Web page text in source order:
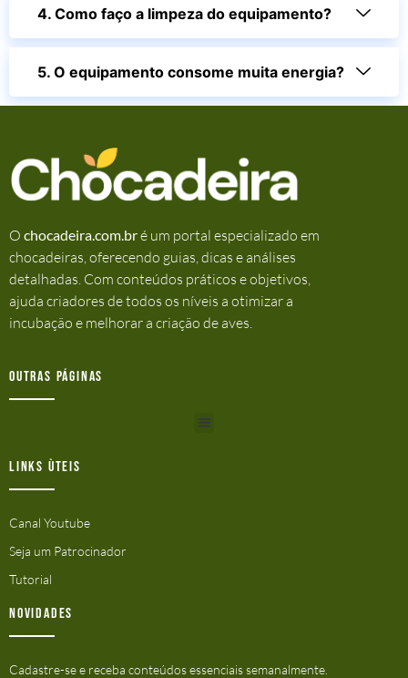
4. Como faço a limpeza do equipamento?
5. O equipamento consome muita energia?
O chocadeira.com.bré um portal especializado em
chocadeiras, oferecendo guias, dicas e análises
detalhadas. Com conteúdos práticos e objetivos,
ajuda criadores de todos os níveis a otimizar a
incubação e melhorar a criação de aves.
Outras Páginas
Links ùteis
Canal Youtube
Seja um Patrocinador
Tutorial
Novidades
Cadastre-se e receba conteúdos essenciais semanalmente.